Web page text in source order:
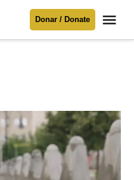
necesitamos
Donar / Donate